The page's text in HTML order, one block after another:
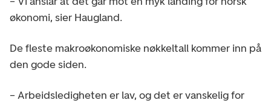
økonomi, sier Haugland.
De fleste makroøkonomiske nøkkeltall kommer inn på
den gode siden.
– Arbeidsledigheten er lav, og det er vanskelig for